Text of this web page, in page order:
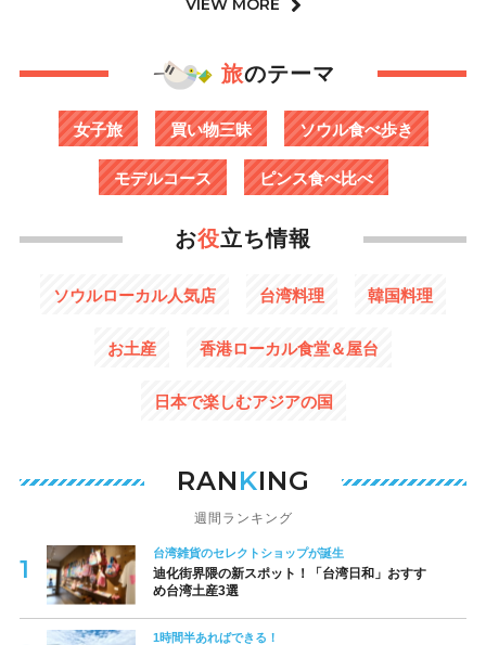
VIEW MORE
旅のテーマ
女子旅 買い物三昧 ソウル食べ歩き
モデルコース ピンス食べ比べ
お役立ち情報
ソウルローカル人気店 台湾料理 韓国料理
お土産 香港ローカル食堂＆屋台
日本で楽しむアジアの国
RANKING
週間ランキング
台湾雑貨のセレクトショップが誕生
迪化街界隈の新スポット！「台湾日和」おすす
め台湾土産3選
1時間半あればできる！